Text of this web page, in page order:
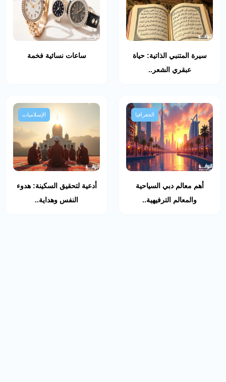
سيرة المتنبي الذاتية: حياة
عبقري الشعر..
ساعات نسائية فخمة
الجغرافيا
أهم معالم دبي السياحية
والمعالم الترفيهية..
الإسلاميات
أدعية لتحقيق السكينة: هدوء
النفس وهداية..